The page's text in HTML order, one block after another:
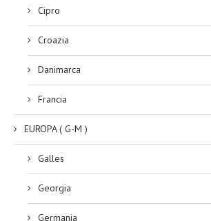
Cipro
Croazia
Danimarca
Francia
EUROPA ( G-M )
Galles
Georgia
Germania